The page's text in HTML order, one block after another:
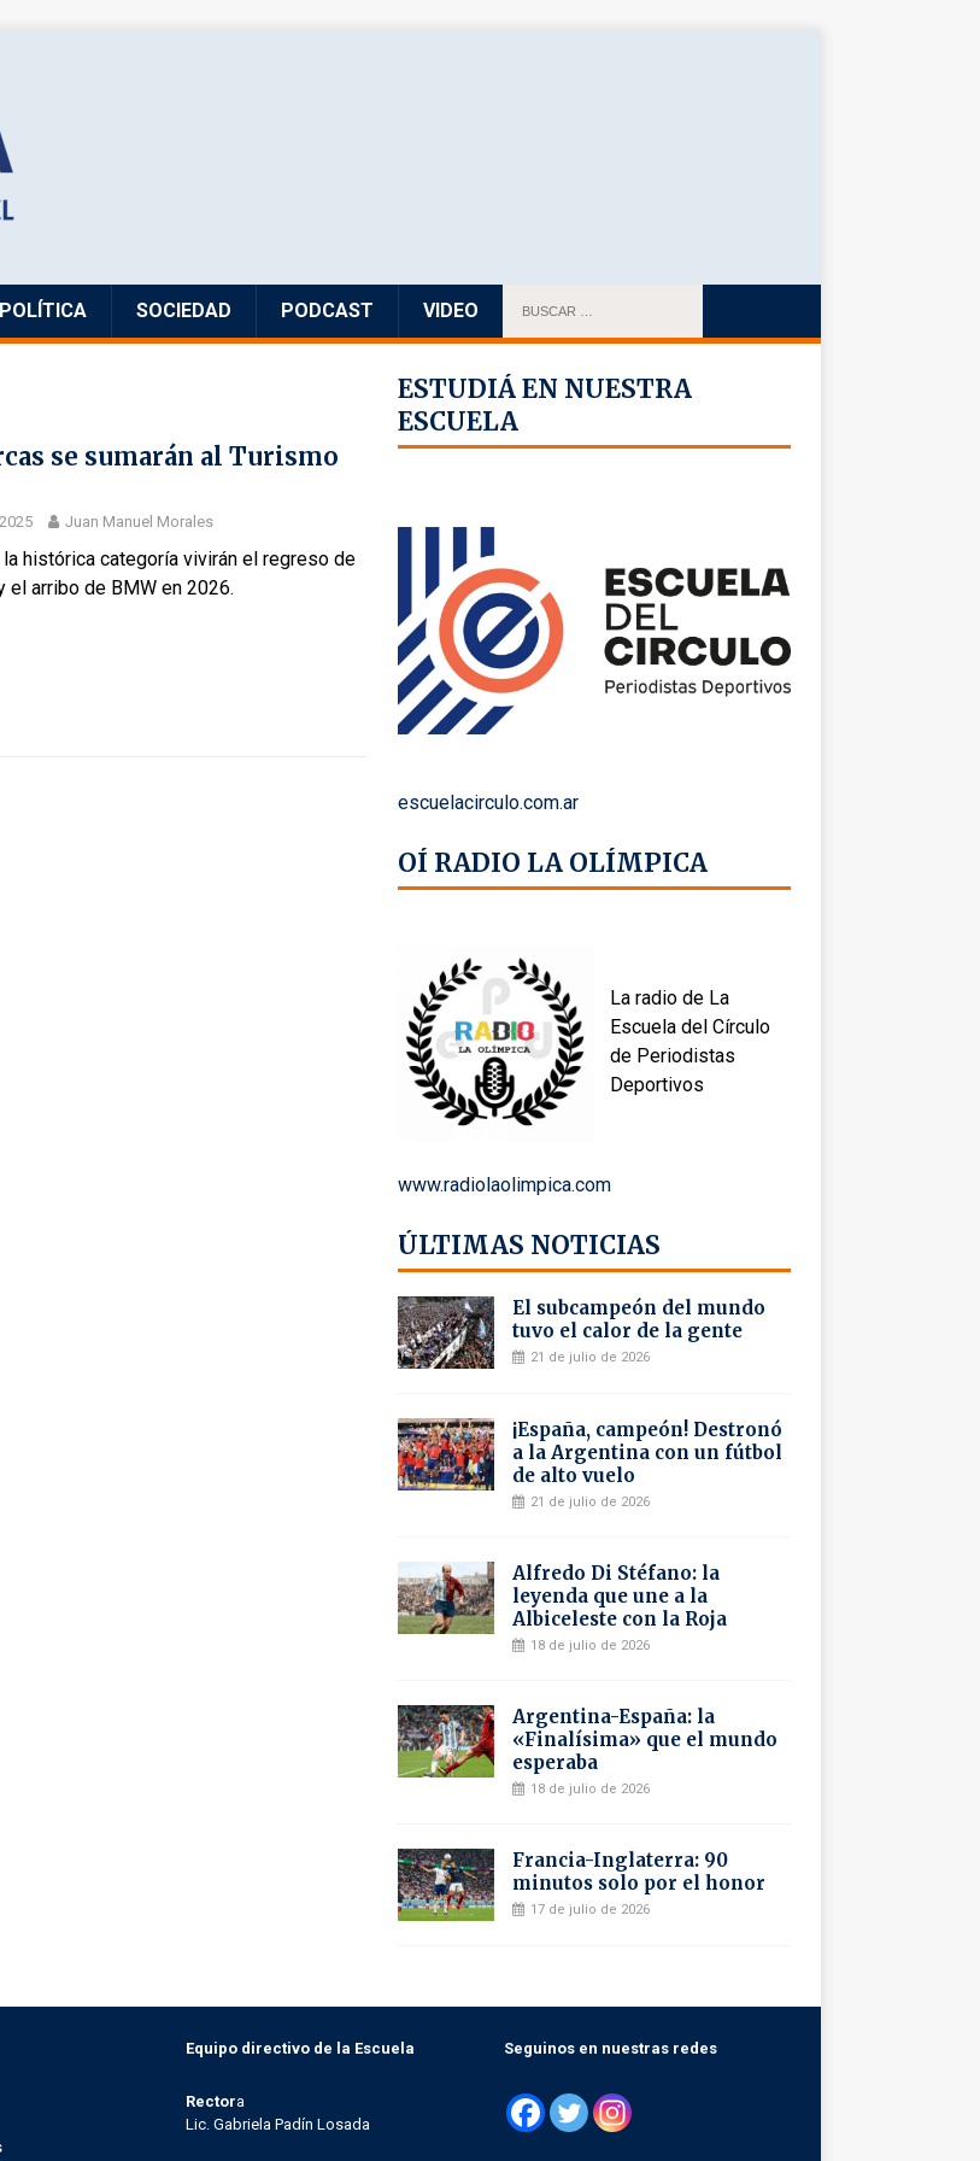
POLÍTICA SOCIEDAD PODCAST VIDEO
se sumarán al Turismo
Juan Manuel Morales
histórica categoría vivirán el regreso de
el arribo de BMW en 2026.
ESTUDIÁ EN NUESTRA
ESCUELA
escuelacirculo.com.ar
OÍ RADIO LA OLÍMPICA
La radio de La
Escuela del Círculo
de Periodistas
Deportivos
www.radiolaolimpica.com
ÚLTIMAS NOTICIAS
El subcampeón del mundo
tuvo el calor de la gente
21 de julio de 2026
¡España, campeón! Destronó
a la Argentina con un fútbol
de alto vuelo
21 de julio de 2026
Alfredo Di Stéfano: la
leyenda que une a la
Albiceleste con la Roja
18 de julio de 2026
Argentina-España: la
«Finalísima» que el mundo
esperaba
18 de julio de 2026
Francia-Inglaterra: 90
minutos solo por el honor
17 de julio de 2026
Equipo directivo de la Escuela
Rectora
Lic. Gabriela Padín Losada
Seguinos en nuestras redes